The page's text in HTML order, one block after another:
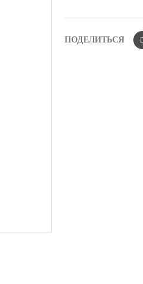
ПОДЕЛИТЬСЯ